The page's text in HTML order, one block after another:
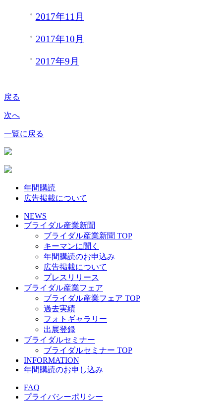
2017年11月
2017年10月
2017年9月
戻る
次へ
一覧に戻る
年間購読
広告掲載について
NEWS
ブライダル産業新聞
ブライダル産業新聞 TOP
キーマンに聞く
年間購読のお申込み
広告掲載について
プレスリリース
ブライダル産業フェア
ブライダル産業フェア TOP
過去実績
フォトギャラリー
出展登録
ブライダルセミナー
ブライダルセミナー TOP
INFORMATION
年間購読のお申し込み
FAQ
プライバシーポリシー